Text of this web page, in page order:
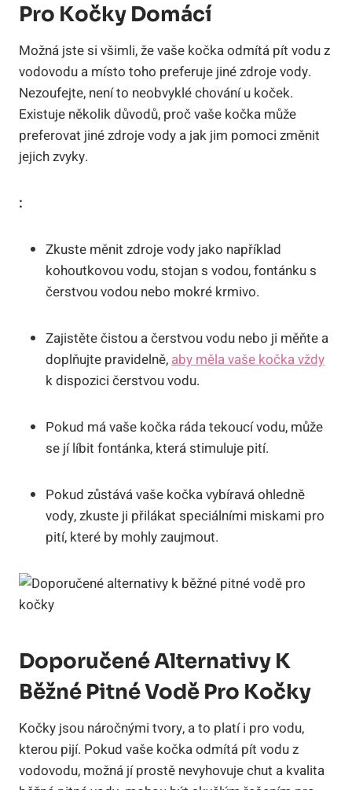
Pro Kočky Domácí
Možná jste si všimli, že vaše kočka odmítá pít vodu z
vodovodu a místo toho preferuje jiné zdroje vody.
Nezoufejte, není to neobvyklé chování u koček.
Existuje několik důvodů, proč vaše kočka může
preferovat jiné zdroje vody a jak jim pomoci změnit
jejich zvyky.
:
Zkuste měnit zdroje vody jako například
kohoutkovou vodu, stojan s vodou, fontánku s
čerstvou vodou nebo mokré krmivo.
Zajistěte čistou a čerstvou vodu nebo ji měňte a
doplňujte pravidelně, aby měla vaše kočka vždy
k dispozici čerstvou vodu.
Pokud má vaše kočka ráda tekoucí vodu, může
se jí líbit fontánka, která stimuluje pití.
Pokud zůstává vaše kočka vybíravá ohledně
vody, zkuste ji přilákat speciálními miskami pro
pití, které by mohly zaujmout.
Doporučené Alternativy K
Běžné Pitné Vodě Pro Kočky
Kočky jsou náročnými tvory, a to platí i pro vodu,
kterou pijí. Pokud vaše kočka odmítá pít vodu z
vodovodu, možná jí prostě nevyhovuje chut a kvalita